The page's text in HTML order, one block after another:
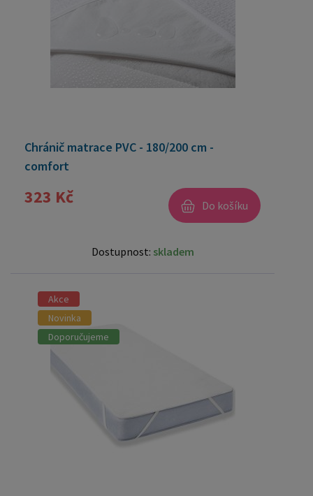
Chránič matrace PVC - 180/200 cm -
comfort
323 Kč Do košíku
Dostupnost: skladem
Akce
Novinka
Doporučujeme